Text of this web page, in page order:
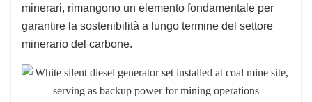
minerari, rimangono un elemento fondamentale per
garantire la sostenibilità a lungo termine del settore
minerario del carbone.